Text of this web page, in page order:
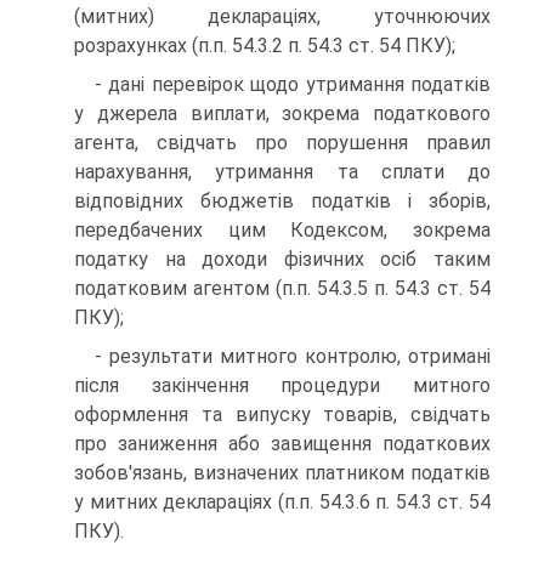
(митних) деклараціях, уточнюючих
розрахунках (п.п. 54.3.2 п. 54.3 ст. 54 ПКУ);
- дані перевірок щодо утримання податків
у джерела виплати, зокрема податкового
агента, свідчать про порушення правил
нарахування, утримання та сплати до
відповідних бюджетів податків і зборів,
передбачених цим Кодексом, зокрема
податку на доходи фізичних осіб таким
податковим агентом (п.п. 54.3.5 п. 54.3 ст. 54
ПКУ);
- результати митного контролю, отримані
після закінчення процедури митного
оформлення та випуску товарів, свідчать
про заниження або завищення податкових
зобов'язань, визначених платником податків
у митних деклараціях (п.п. 54.3.6 п. 54.3 ст. 54
ПКУ).